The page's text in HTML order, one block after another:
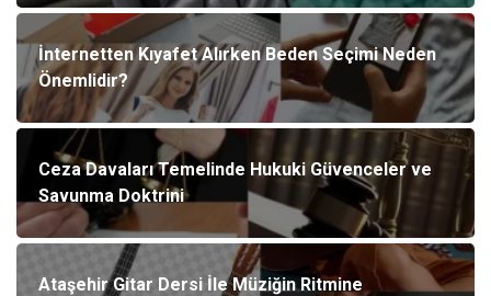
İnternetten Kıyafet Alırken Beden Seçimi Neden
Önemlidir?
Ceza Davaları Temelinde Hukuki Güvenceler ve
Savunma Doktrini
Ataşehir Gitar Dersi İle Müziğin Ritmine